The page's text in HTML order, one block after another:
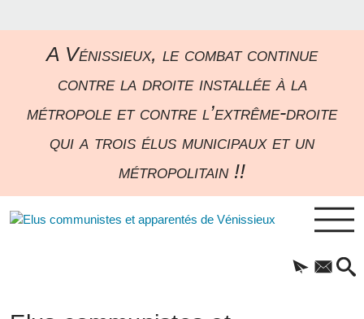
A Vénissieux, le combat continue
contre la droite installée à la
métropole et contre l’extrême-droite
qui a trois élus municipaux et un
métropolitain !!